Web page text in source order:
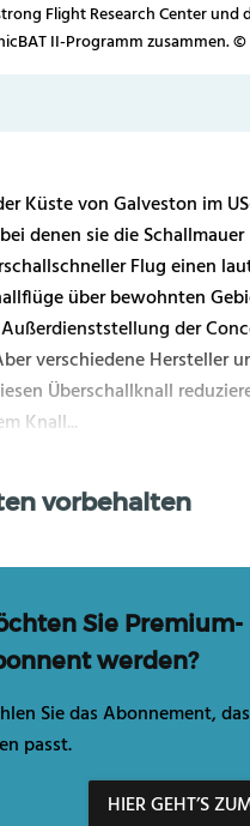
Flight Research Center
II-Programm zusammen.
Küste von Galveston im
denen sie die Schallmauer
Flug einen
über bewohnten
der
verschiedene Hersteller
Überschallknall
Knall...
vorbehalten
Sie Premium-
werden?
Sie das Abonnement,
passt.
HIER GEHT’S